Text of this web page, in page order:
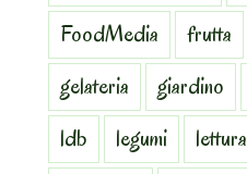
FoodMedia
frutta
gelateria
giardino
ldb
legumi lettura